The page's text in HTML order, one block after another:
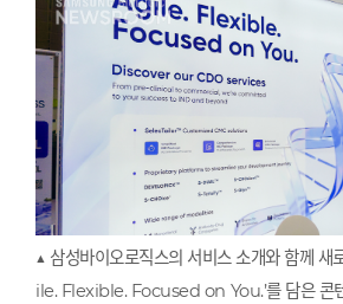
▲ 삼성바이오로직스의 서비스 소개와 함께 새
ile. Flexible. Focused on You.’를 담은